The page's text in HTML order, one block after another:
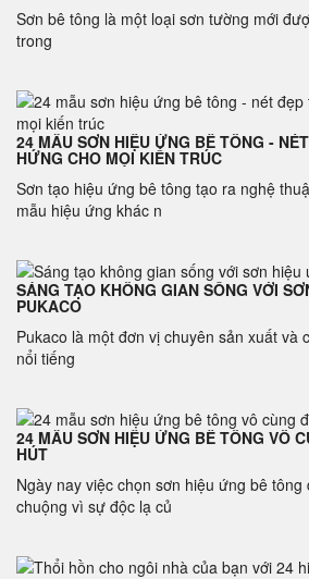
Sơn bê tông là một loại sơn tường mới
trong
24 MẪU SƠN HIỆU ỨNG BÊ TÔNG -
HỨNG CHO MỌI KIẾN TRÚC
Sơn tạo hiệu ứng bê tông tạo ra nghệ
mẫu hiệu ứng khác n
SÁNG TẠO KHÔNG GIAN SỐNG VỚI
PUKACO
Pukaco là một đơn vị chuyên sản xuất và
nổi tiếng
24 MẪU SƠN HIỆU ỨNG BÊ TÔNG VÔ
HÚT
Ngày nay việc chọn sơn hiệu ứng bê
chuộng vì sự độc lạ củ